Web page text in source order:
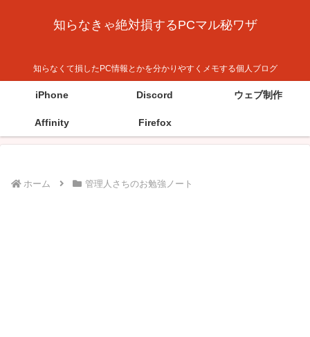
知らなきゃ絶対損するPCマル秘ワザ
知らなくて損したPC情報とかを分かりやすくメモする個人ブログ
iPhone Discord ウェブ制作
Affinity Firefox
ホーム 管理人さちのお勉強ノート